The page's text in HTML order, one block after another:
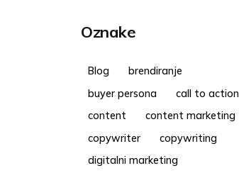
Oznake
Blog
brendiranje
buyer persona
call to action
content
content marketing
copywriter
copywriting
digitalni marketing